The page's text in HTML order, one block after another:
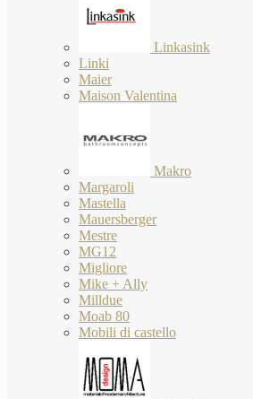
Linkasink
Linki
Maier
Maison Valentina
Makro
Margaroli
Mastella
Mauersberger
Mestre
MG12
Migliore
Mike + Ally
Milldue
Moab 80
Mobili di castello